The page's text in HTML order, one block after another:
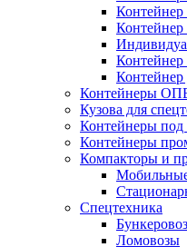
Контейнеры
Кузова для
Контейнеры под
Контейнеры
Компакторы и
Спецтехника
Ломовозы